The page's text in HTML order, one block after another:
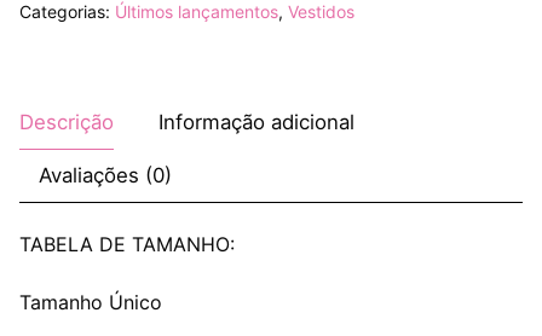
Categorias: Últimos lançamentos, Vestidos
Descrição Informação adicional
Avaliações (0)
TABELA DE TAMANHO:
Tamanho Único